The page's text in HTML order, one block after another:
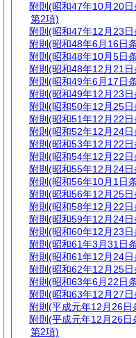
附則 (昭和47年10月20日
第2項)
附則 (昭和47年12月23
附則 (昭和48年6月16日
附則 (昭和48年10月5日
附則 (昭和48年12月21
附則 (昭和49年6月17日
附則 (昭和49年12月23
附則 (昭和50年12月25
附則 (昭和51年12月22
附則 (昭和52年12月24
附則 (昭和53年12月22
附則 (昭和54年12月22
附則 (昭和55年12月24
附則 (昭和56年10月1日
附則 (昭和56年12月25
附則 (昭和58年12月22
附則 (昭和59年12月24
附則 (昭和60年12月23
附則 (昭和61年3月31日
附則 (昭和61年12月24
附則 (昭和62年12月25
附則 (昭和63年6月22日
附則 (昭和63年12月27
附則 (平成元年12月26日
附則 (平成元年12月26日
第2項)